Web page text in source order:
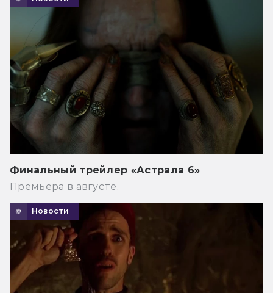
Финальный трейлер «Астрала 6»
Премьера в августе.
Новости